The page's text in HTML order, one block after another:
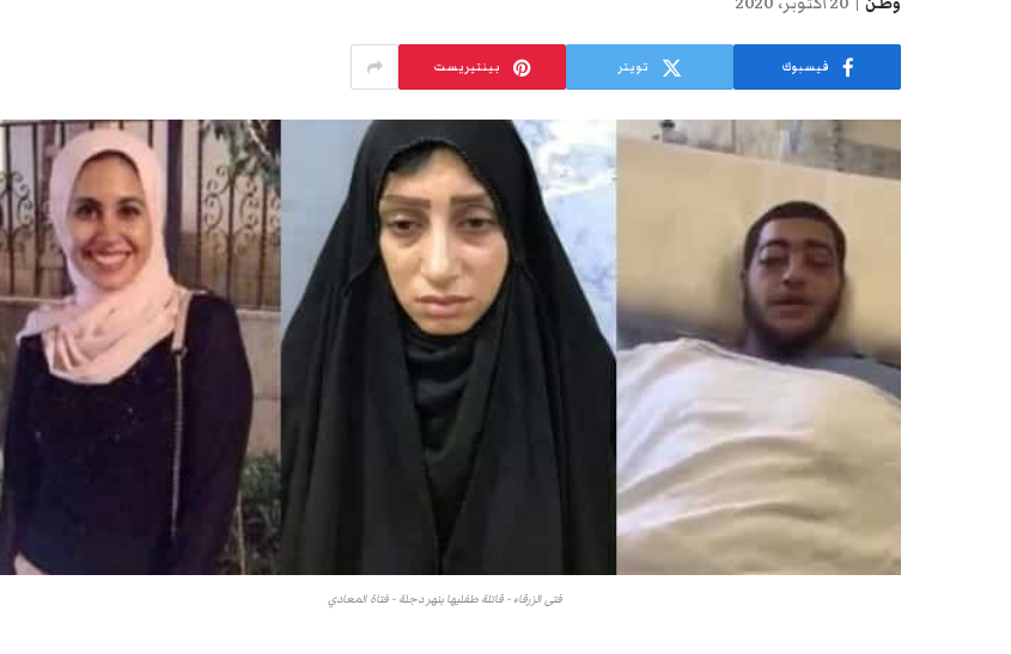
فيسبوك تويتر بينتيريست
فتى الزرقاء - قاتلة طفليها بنهر دجلة - فتاة المعادي